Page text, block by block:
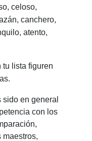
celoso,
canchero,
atento,
tu lista figuren
en general
con los
maestros,